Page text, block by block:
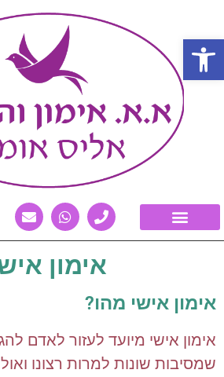
פתח סרגל נגישות
אימון
אימון אישי מהו?
אימון אישי מיועד לעזור לאדם
שמסיבות שונות למרות רצונו